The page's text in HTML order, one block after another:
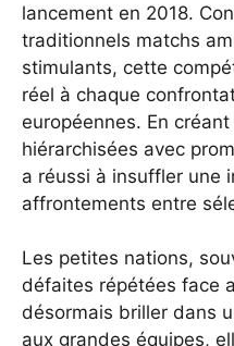
lancement en 2018.
traditionnels matchs
stimulants, cette
réel à chaque
européennes. En
hiérarchisées avec
a réussi à insuffler une
affrontements entre
Les petites nations,
défaites répétées face
désormais briller dans
aux grandes équipes,